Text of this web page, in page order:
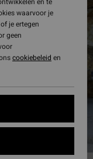
waarvoor je
je ertegen
geen
cookiebeleid en